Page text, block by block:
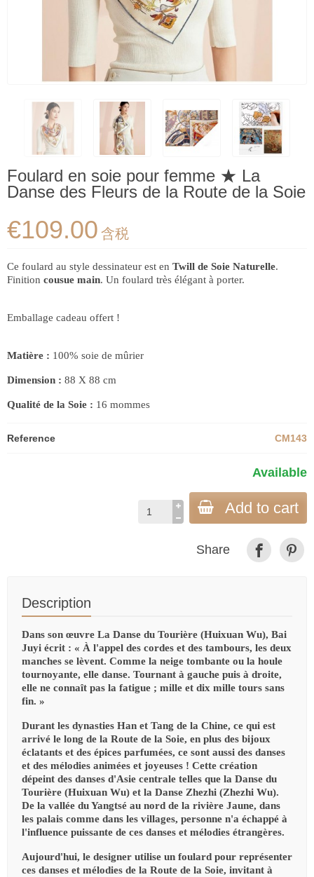
Foulard en soie pour femme ★ La
Danse des Fleurs de la Route de la Soie
€109.00 含税
Ce foulard au style dessinateur est en Twill de Soie Naturelle.
Finition cousue main. Un foulard très élégant à porter.
Emballage cadeau offert !
Matière : 100% soie de mûrier
Dimension : 88 X 88 cm
Qualité de la Soie : 16 mommes
Reference CM143
Available
Add to cart
Share
Description
Dans son œuvre La Danse du Tourière (Huixuan Wu), Bai
Juyi écrit : « À l'appel des cordes et des tambours, les deux
manches se lèvent. Comme la neige tombante ou la houle
tournoyante, elle danse. Tournant à gauche puis à droite,
elle ne connaît pas la fatigue ; mille et dix mille tours sans
fin. »
Durant les dynasties Han et Tang de la Chine, ce qui est
arrivé le long de la Route de la Soie, en plus des bijoux
éclatants et des épices parfumées, ce sont aussi des danses
et des mélodies animées et joyeuses ! Cette création
dépeint des danses d'Asie centrale telles que la Danse du
Tourière (Huixuan Wu) et la Danse Zhezhi (Zhezhi Wu).
De la vallée du Yangtsé au nord de la rivière Jaune, dans
les palais comme dans les villages, personne n'a échappé à
l'influence puissante de ces danses et mélodies étrangères.
Aujourd'hui, le designer utilise un foulard pour représenter
ces danses et mélodies de la Route de la Soie, invitant à